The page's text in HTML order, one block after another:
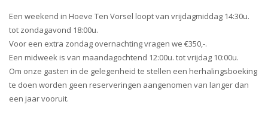
Een weekend in Hoeve Ten Vorsel loopt van vrijdagmiddag 14:30u.
tot zondagavond 18:00u.
Voor een extra zondag overnachting vragen we €350,-.
Een midweek is van maandagochtend 12:00u. tot vrijdag 10:00u.
Om onze gasten in de gelegenheid te stellen een herhalingsboeking
te doen worden geen reserveringen aangenomen van langer dan
een jaar vooruit.